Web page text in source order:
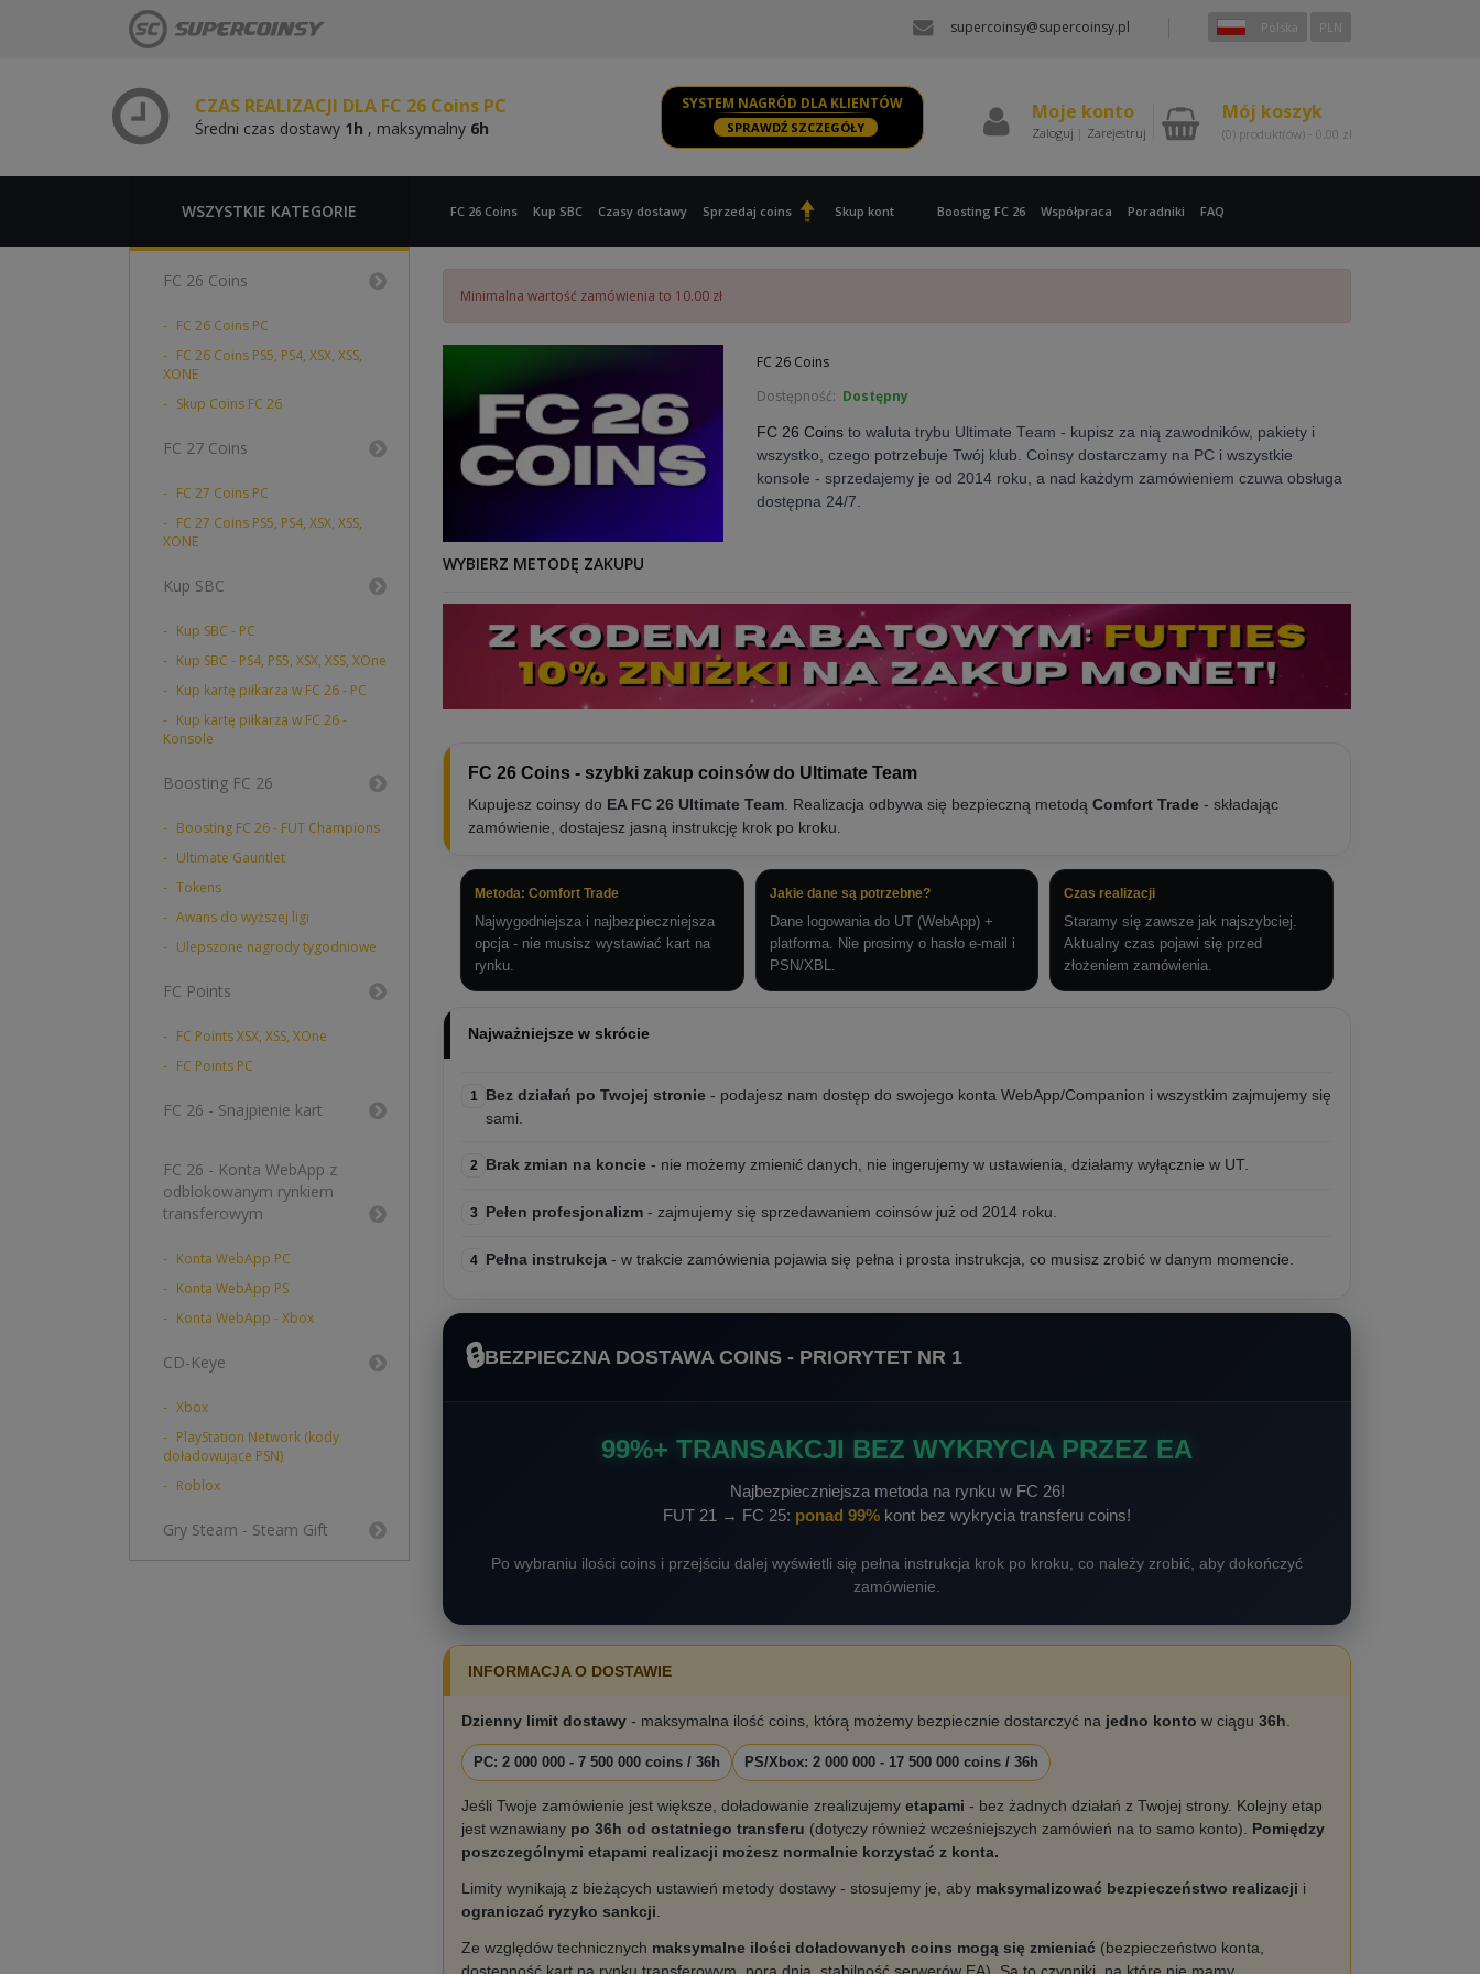
supercoinsy@supercoinsy.pl Polska PLN
CZAS REALIZACJI DLA FC 26 Coins PC
Średni czas dostawy 1h , maksymalny 6h
SYSTEM NAGRÓD DLA KLIENTÓW
SPRAWDŹ SZCZEGÓŁY
Moje konto
Zaloguj | Zarejestruj
Mój koszyk
(0) produkt(ów) - 0.00 zł
WSZYSTKIE KATEGORIE FC 26 Coins Kup SBC Czasy dostawy Sprzedaj coins Skup kont Boosting FC 26 Współpraca Poradniki FAQ
FC 26 Coins
FC 26 Coins PC
FC 26 Coins PS5, PS4, XSX, XSS,
XONE
Skup Coins FC 26
FC 27 Coins
FC 27 Coins PC
FC 27 Coins PS5, PS4, XSX, XSS,
XONE
Kup SBC
Kup SBC - PC
Kup SBC - PS4, PS5, XSX, XSS, XOne
Kup kartę piłkarza w FC 26 - PC
Kup kartę piłkarza w FC 26 -
Konsole
Boosting FC 26
Boosting FC 26 - FUT Champions
Ultimate Gauntlet
Tokens
Awans do wyższej ligi
Ulepszone nagrody tygodniowe
FC Points
FC Points XSX, XSS, XOne
FC Points PC
FC 26 - Snajpienie kart
FC 26 - Konta WebApp z
odblokowanym rynkiem
transferowym
Konta WebApp PC
Konta WebApp PS
Konta WebApp - Xbox
CD-Keye
Xbox
PlayStation Network (kody
doładowujące PSN)
Roblox
Gry Steam - Steam Gift
Minimalna wartość zamówienia to 10.00 zł
FC 26 Coins
Dostępność: Dostępny
FC 26 Coinsto waluta trybu Ultimate Team - kupisz za nią zawodników, pakiety i
wszystko, czego potrzebuje Twój klub. Coinsy dostarczamy na PC i wszystkie
konsole - sprzedajemy je od 2014 roku, a nad każdym zamówieniem czuwa obsługa
dostępna 24/7.
WYBIERZ METODĘ ZAKUPU
FC 26 Coins - szybki zakup coinsów do Ultimate Team
Kupujesz coinsy do EA FC 26 Ultimate Team. Realizacja odbywa się bezpieczną metodą Comfort Trade - składając
zamówienie, dostajesz jasną instrukcję krok po kroku.
Metoda: Comfort Trade
Najwygodniejsza i najbezpieczniejsza
opcja - nie musisz wystawiać kart na
rynku.
Jakie dane są potrzebne?
Dane logowania do UT (WebApp) +
platforma. Nie prosimy o hasło e-mail i
PSN/XBL.
Czas realizacji
Staramy się zawsze jak najszybciej.
Aktualny czas pojawi się przed
złożeniem zamówienia.
Najważniejsze w skrócie
1 Bez działań po Twojej stronie - podajesz nam dostęp do swojego konta WebApp/Companion i wszystkim zajmujemy się
sami.
2 Brak zmian na koncie - nie możemy zmienić danych, nie ingerujemy w ustawienia, działamy wyłącznie w UT.
3 Pełen profesjonalizm - zajmujemy się sprzedawaniem coinsów już od 2014 roku.
4 Pełna instrukcja - w trakcie zamówienia pojawia się pełna i prosta instrukcja, co musisz zrobić w danym momencie.
🔒BEZPIECZNA DOSTAWA COINS - PRIORYTET NR 1
99%+ TRANSAKCJI BEZ WYKRYCIA PRZEZ EA
Najbezpieczniejsza metoda na rynku w FC 26!
FUT 21 → FC 25: ponad 99% kont bez wykrycia transferu coins!
Po wybraniu ilości coins i przejściu dalej wyświetli się pełna instrukcja krok po kroku, co należy zrobić, aby dokończyć
zamówienie.
INFORMACJA O DOSTAWIE
Dzienny limit dostawy - maksymalna ilość coins, którą możemy bezpiecznie dostarczyć na jedno konto w ciągu 36h.
PC: 2 000 000 - 7 500 000 coins / 36h PS/Xbox: 2 000 000 - 17 500 000 coins / 36h
Jeśli Twoje zamówienie jest większe, doładowanie zrealizujemy etapami - bez żadnych działań z Twojej strony. Kolejny etap
jest wznawiany po 36h od ostatniego transferu (dotyczy również wcześniejszych zamówień na to samo konto). Pomiędzy
poszczególnymi etapami realizacji możesz normalnie korzystać z konta.
Limity wynikają z bieżących ustawień metody dostawy - stosujemy je, aby maksymalizować bezpieczeństwo realizacji i
ograniczać ryzyko sankcji.
Ze względów technicznych maksymalne ilości doładowanych coins mogą się zmieniać (bezpieczeństwo konta,